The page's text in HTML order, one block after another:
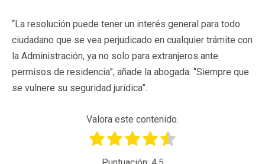
“La resolución puede tener un interés general para todo
ciudadano que se vea perjudicado en cualquier trámite con
la Administración, ya no solo para extranjeros ante
permisos de residencia”, añade la abogada. “Siempre que
se vulnere su seguridad jurídica”.
Valora este contenido.